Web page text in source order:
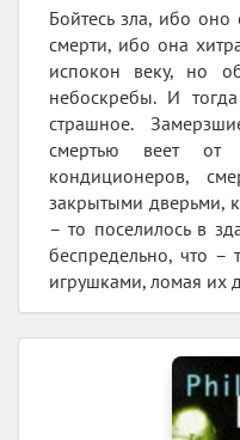
Бойтесь зла, ибо оно
смерти, ибо она
испокон веку, но
небоскребы. И
страшное.
смертью веет от
кондиционеров,
закрытыми дверьми,
– то поселилось в
беспредельно, что –
игрушками, ломая их